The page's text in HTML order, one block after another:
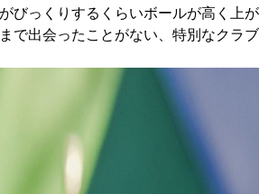
びっくりするくらいボールが高く上が
で出会ったことがない、特別なクラブ